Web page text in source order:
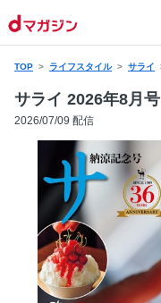
TOP ライフスタイル サライ
サライ 2026年8月号
2026/07/09 配信